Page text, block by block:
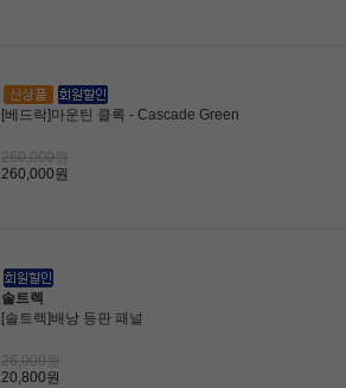
[베드락]마운틴 클록 - Cascade Green
260,000원
260,000원
솔트렉
[솔트렉]배낭 등판 패널
26,000원
20,800원